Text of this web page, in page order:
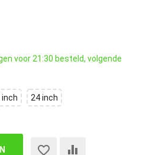
voor 21:30 besteld, volgende
inch
24 inch